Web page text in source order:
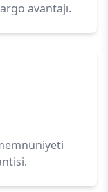
avantajı.